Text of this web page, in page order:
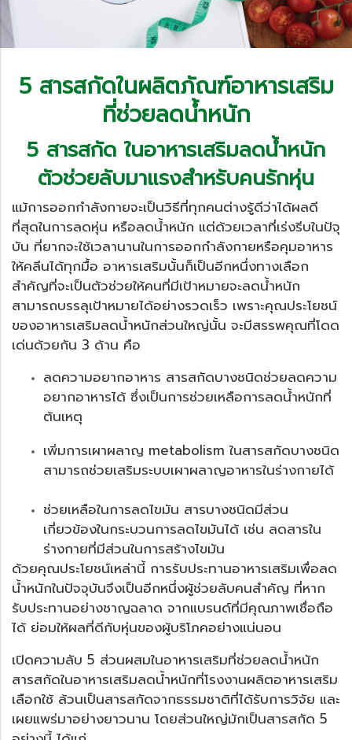
5 สารสกัดในผลิตภัณฑ์อาหารเสริม
ที่ช่วยลดน้ำหนัก
5 สารสกัด ในอาหารเสริมลดน้ำหนัก
ตัวช่วยลับมาแรงสำหรับคนรักหุ่น
แม้การออกกำลังกายจะเป็นวิธีที่ทุกคนต่างรู้ดีว่าได้ผลดี
ที่สุดในการลดหุ่น หรือลดน้ำหนัก แต่ด้วยเวลาที่เร่งรีบในปัจุ
บัน ที่ยากจะใช้เวลานานในการออกกำลังกายหรือคุมอาหาร
ให้คลีนได้ทุกมื้อ อาหารเสริมนั้นก็เป็นอีกหนึ่งทางเลือก
สำคัญที่จะเป็นตัวช่วยให้คนที่มีเป้าหมายจะลดน้ำหนัก
สามารถบรรลุเป้าหมายได้อย่างรวดเร็ว เพราะคุณประโยชน์
ของอาหารเสริมลดน้ำหนักส่วนใหญ่นั้น จะมีสรรพคุณที่โดด
เด่นด้วยกัน 3 ด้าน คือ
ลดความอยากอาหาร สารสกัดบางชนิดช่วยลดความ
อยากอาหารได้ ซึ่งเป็นการช่วยเหลือการลดน้ำหนักที่
ต้นเหตุ
เพิ่มการเผาผลาญ metabolism ในสารสกัดบางชนิด
สามารถช่วยเสริมระบบเผาผลาญอาหารในร่างกายได้
ช่วยเหลือในการลดไขมัน สารบางชนิดมีส่วน
เกี่ยวข้องในกระบวนการลดไขมันได้ เช่น ลดสารใน
ร่างกายที่มีส่วนในการสร้างไขมัน
ด้วยคุณประโยชน์เหล่านี้ การรับประทานอาหารเสริมเพื่อลด
น้ำหนักในปัจจุบันจึงเป็นอีกหนึ่งผู้ช่วยลับคนสำคัญ ที่หาก
รับประทานอย่างชาญฉลาด จากแบรนด์ที่มีคุณภาพเชื่อถือ
ได้ ย่อมให้ผลที่ดีกับหุ่นของผู้บริโภคอย่างแน่นอน
เปิดความลับ 5 ส่วนผสมในอาหารเสริมที่ช่วยลดน้ำหนัก
สารสกัดในอาหารเสริมลดน้ำหนักที่โรงงานผลิตอาหารเสริม
เลือกใช้ ล้วนเป็นสารสกัดจากธรรมชาติที่ได้รับการวิจัย และ
เผยแพร่มาอย่างยาวนาน โดยส่วนใหญ่มักเป็นสารสกัด 5